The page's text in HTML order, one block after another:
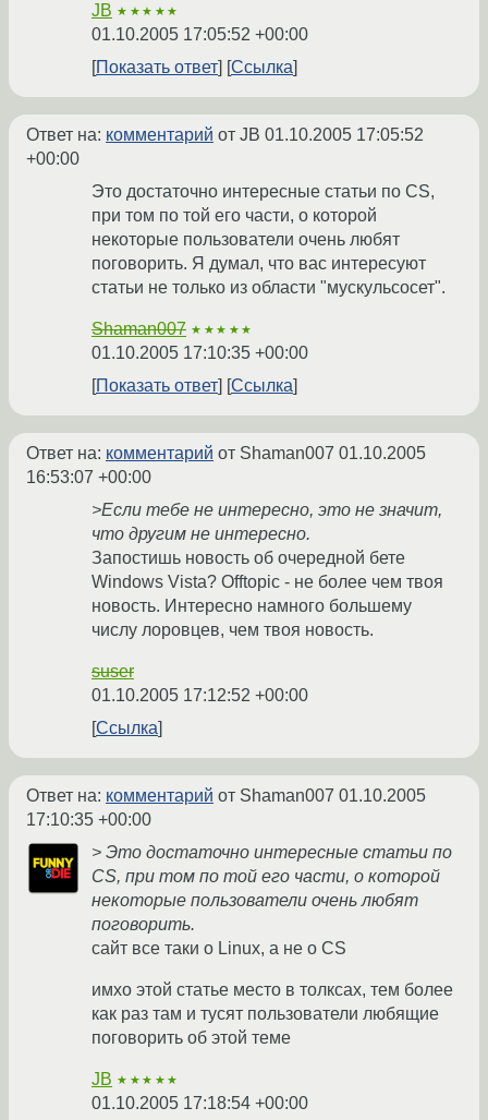
JB ★★★★★
01.10.2005 17:05:52 +00:00
Показать ответ
Ссылка
Ответ на: комментарий от JB 01.10.2005 17:05:52
+00:00
Это достаточно интересные статьи по CS,
при том по той его части, о которой
некоторые пользователи очень любят
поговорить. Я думал, что вас интересуют
статьи не только из области "мускульсосет".
Shaman007 ★★★★★
01.10.2005 17:10:35 +00:00
Показать ответ
Ссылка
Ответ на: комментарий от Shaman007 01.10.2005
16:53:07 +00:00
>Если тебе не интересно, это не значит,
что другим не интересно.
Запостишь новость об очередной бете
Windows Vista? Offtopic - не более чем твоя
новость. Интересно намного большему
числу лоровцев, чем твоя новость.
suser
01.10.2005 17:12:52 +00:00
Ссылка
Ответ на: комментарий от Shaman007 01.10.2005
17:10:35 +00:00
> Это достаточно интересные статьи по
CS, при том по той его части, о которой
некоторые пользователи очень любят
поговорить.
сайт все таки о Linux, а не о CS
имхо этой статье место в толксах, тем более
как раз там и тусят пользователи любящие
поговорить об этой теме
JB ★★★★★
01.10.2005 17:18:54 +00:00